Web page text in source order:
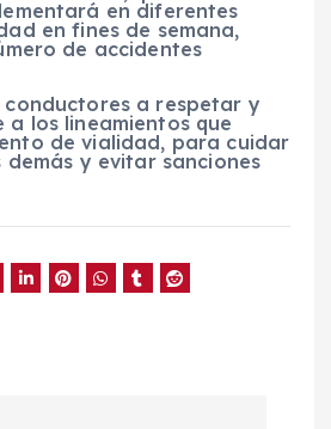
en diferentes
en fines de semana,
de accidentes
a respetar y
los lineamientos que
de vialidad, para cuidar
demás y evitar sanciones